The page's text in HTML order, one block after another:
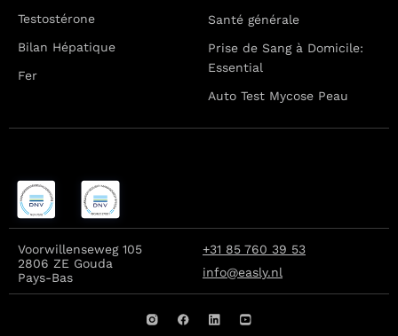
Testostérone
Bilan Hépatique
Fer
Santé générale
Prise de Sang à Domicile:
Essential
Auto Test Mycose Peau
Voorwillenseweg 105
2806 ZE Gouda
Pays-Bas
+31 85 760 39 53
info@easly.nl